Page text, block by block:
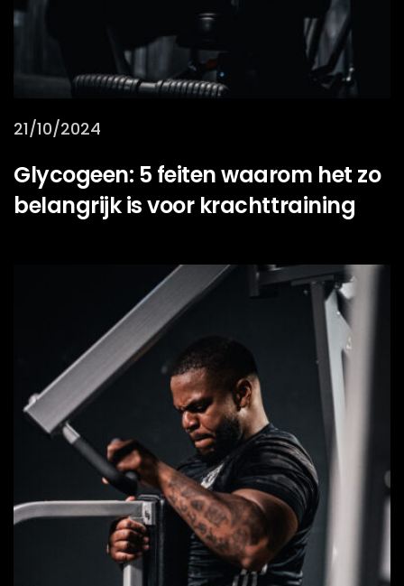
21/10/2024
Glycogeen: 5 feiten waarom het zo
belangrijk is voor krachttraining